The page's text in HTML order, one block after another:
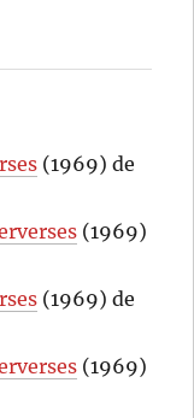
(1969) de
(1969)
(1969) de
(1969)